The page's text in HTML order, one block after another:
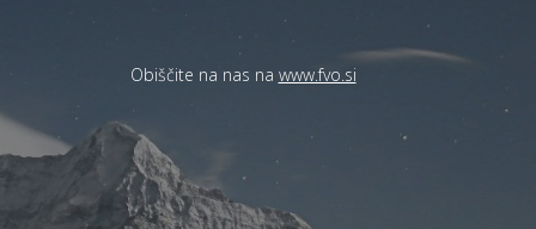
Obiščite na nas na www.fvo.si